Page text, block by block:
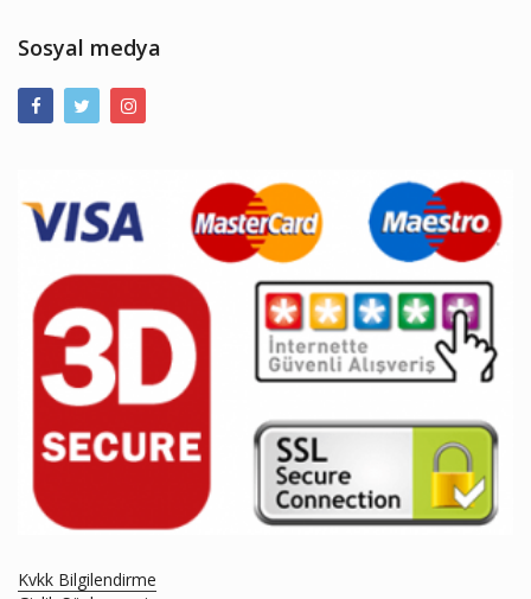
Sosyal medya
Kvkk Bilgilendirme